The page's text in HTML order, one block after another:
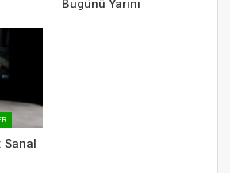
Bugünü Yarını